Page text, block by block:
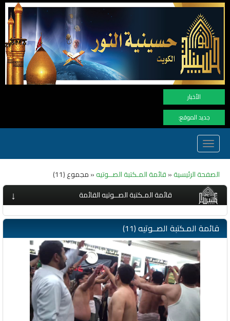
الأخبار
جديد الموقع:
Toggle
navigation
الصفحة الرئيسية«قائمة المـكتبة الصــوتيه« مجموع (11)
↓ قائمة المـكتبة الصــوتيه القائمة
قائمة المـكتبة الصــوتيه (11)